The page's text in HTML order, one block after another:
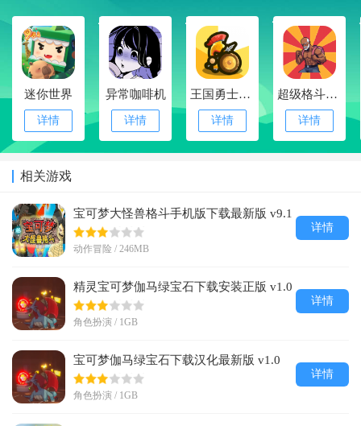
1
迷你世界
详情
2
异常咖啡机
详情
3
王国勇士进化
详情
4
超级格斗大师
详情
相关游戏
宝可梦大怪兽格斗手机版下载最新版 v9.1
动作冒险 / 246MB
详情
精灵宝可梦伽马绿宝石下载安装正版 v1.0
角色扮演 / 1GB
详情
宝可梦伽马绿宝石下载汉化最新版 v1.0
角色扮演 / 1GB
详情